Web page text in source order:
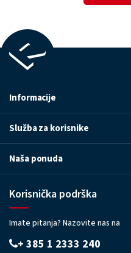
Informacije
Služba za korisnike
Naša ponuda
Korisnička podrška
Imate pitanja? Nazovite nas na
+ 385 1 2333 240